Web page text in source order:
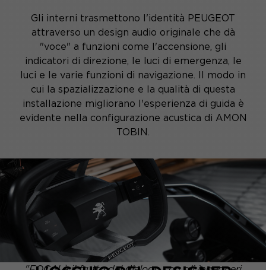
Gli interni trasmettono l'identità PEUGEOT
attraverso un design audio originale che dà
"voce" a funzioni come l'accensione, gli
indicatori di direzione, le luci di emergenza, le
luci e le varie funzioni di navigazione. Il modo in
cui la spazializzazione e la qualità di questa
installazione migliorano l'esperienza di guida è
evidente nella configurazione acustica di AMON
TOBIN.